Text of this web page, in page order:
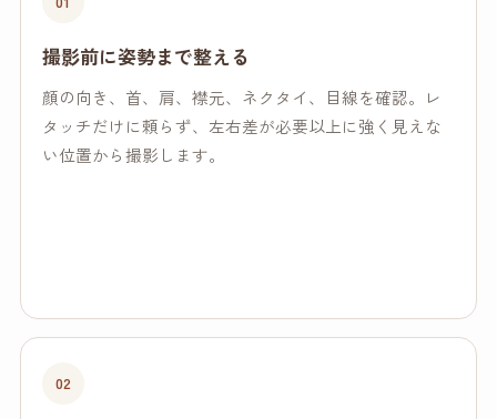
撮影前に姿勢まで整える
顔の向き、首、肩、襟元、ネクタイ、目線を確認。レ
タッチだけに頼らず、左右差が必要以上に強く見えな
い位置から撮影します。
02